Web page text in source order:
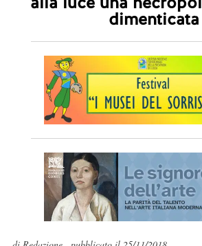
dimenticata